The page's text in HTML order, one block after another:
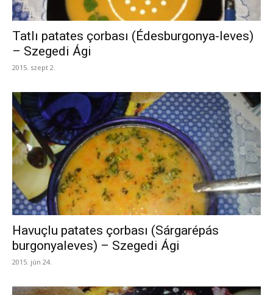
Tatlı patates çorbası (Édesburgonya-leves)
– Szegedi Ági
2015. szept 2.
Havuçlu patates çorbası (Sárgarépás
burgonyaleves) – Szegedi Ági
2015. jún 24.